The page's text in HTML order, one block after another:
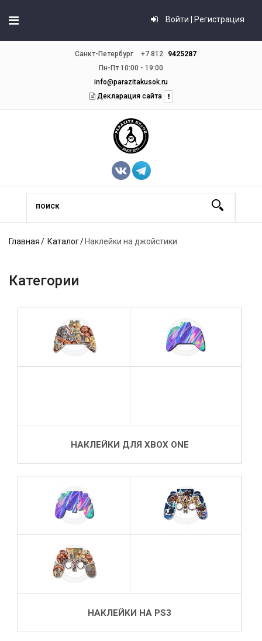
Войти | Регистрация
Санкт-Петербург +7 812
9425287
Пн-Пт 10:00 - 19:00
info@parazitakusok.ru
Декларация сайта
Главная Каталог Наклейки на джойстики
Категории
НАКЛЕЙКИ ДЛЯ XBOX ONE
НАКЛЕЙКИ НА PS3